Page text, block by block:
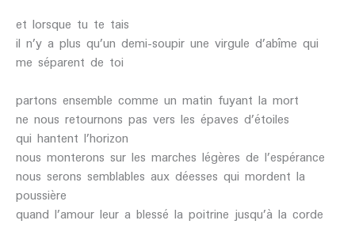
et lorsque tu te tais
il n’y a plus qu’un demi-soupir une virgule d’abîme qui
me séparent de toi
partons ensemble comme un matin fuyant la mort
ne nous retournons pas vers les épaves d’étoiles
qui hantent l’horizon
nous monterons sur les marches légères de l’espérance
nous serons semblables aux déesses qui mordent la
poussière
quand l’amour leur a blessé la poitrine jusqu’à la corde